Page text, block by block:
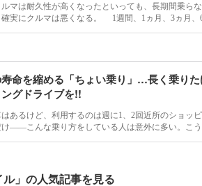
マは耐久性が高くなったといっても、長期間乗ら
実にクルマは悪くなる。 1週間、1ヵ月、3ヵ月、
命を縮める「ちょい乗り」…長く乗り
グドライブを!!
あるけど、利用するのは週に1、2回近所のショッ
け――こんな乗り方をしている人は意外に多い。こう
ル」の人気記事を見る